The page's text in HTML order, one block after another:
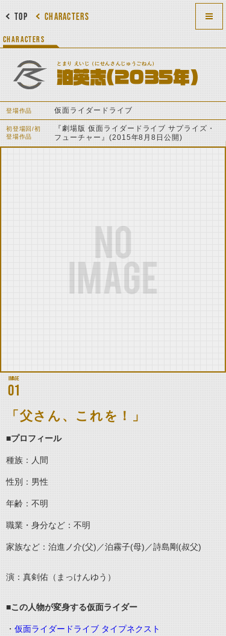
CHARACTERS
TOP
CHARACTERS
とまり えいじ（にせんさんじゅうごねん）
泊英志(2035年)
登場作品 仮面ライダードライブ
初登場回/初
登場作品
『劇場版 仮面ライダードライブ サプライズ・
フューチャー』(2015年8月8日公開)
01
「父さん、これを！」
■プロフィール
種族：人間
性別：男性
年齢：不明
職業・身分など：不明
家族など：泊進ノ介(父)／泊霧子(母)／詩島剛(叔父)
演：真剣佑（まっけんゆう）
■この人物が変身する仮面ライダー
・ 仮面ライダードライブ タイプネクスト